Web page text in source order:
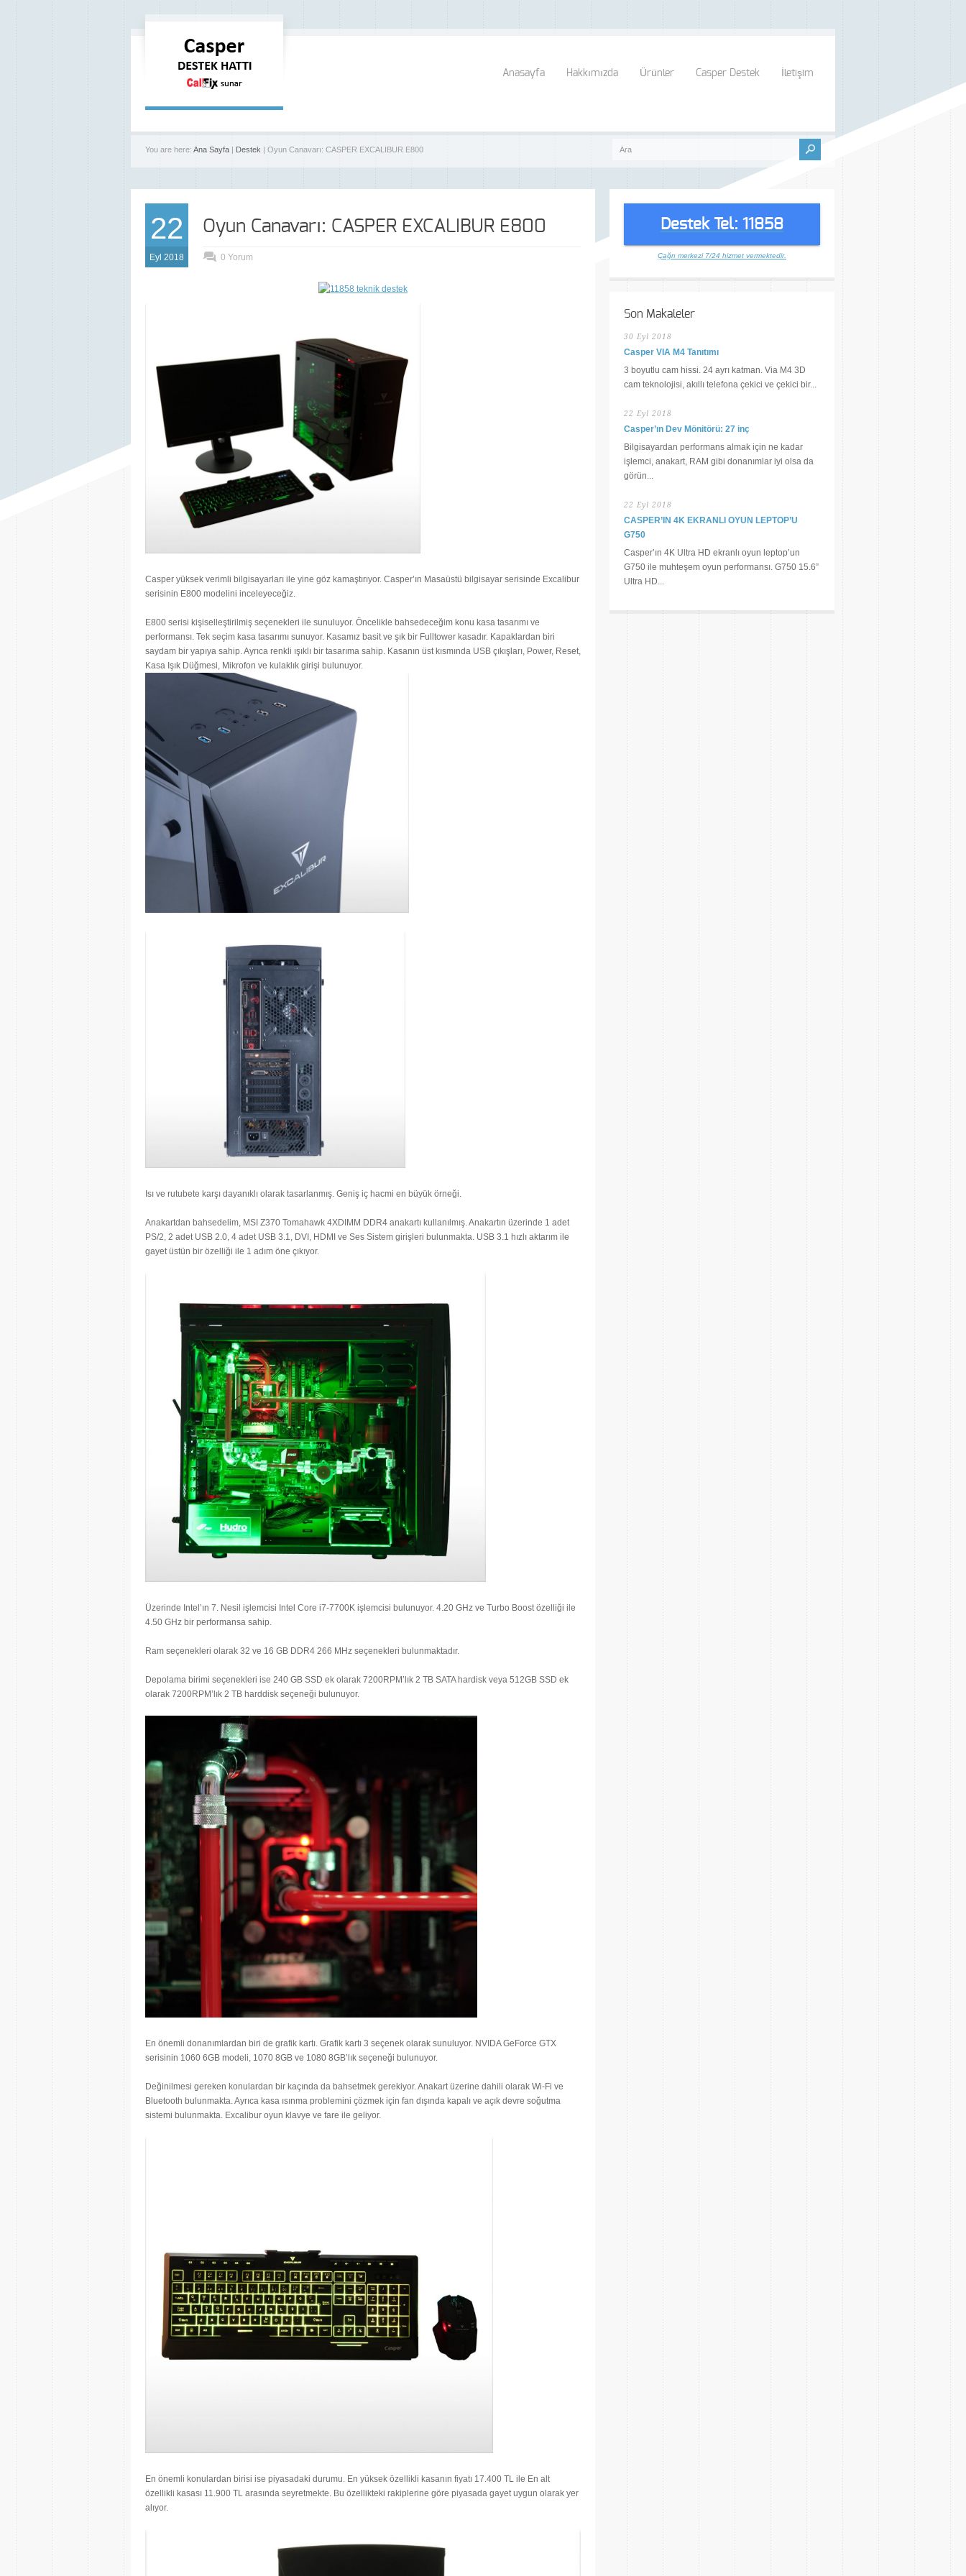
Anasayfa Hakkımızda Ürünler Casper Destek İletişim
You are here: Ana Sayfa | Destek | Oyun Canavarı: CASPER EXCALIBUR E800
22
Eyl 2018
Oyun Canavarı: CASPER EXCALIBUR E800
0 Yorum
Casper yüksek verimli bilgisayarları ile yine göz kamaştırıyor. Casper’ın Masaüstü bilgisayar serisinde Excalibur
serisinin E800 modelini inceleyeceğiz.
E800 serisi kişiselleştirilmiş seçenekleri ile sunuluyor. Öncelikle bahsedeceğim konu kasa tasarımı ve
performansı. Tek seçim kasa tasarımı sunuyor. Kasamız basit ve şık bir Fulltower kasadır. Kapaklardan biri
saydam bir yapıya sahip. Ayrıca renkli ışıklı bir tasarıma sahip. Kasanın üst kısmında USB çıkışları, Power, Reset,
Kasa Işık Düğmesi, Mikrofon ve kulaklık girişi bulunuyor.
Isı ve rutubete karşı dayanıklı olarak tasarlanmış. Geniş iç hacmi en büyük örneği.
Anakartdan bahsedelim, MSI Z370 Tomahawk 4XDIMM DDR4 anakartı kullanılmış. Anakartın üzerinde 1 adet
PS/2, 2 adet USB 2.0, 4 adet USB 3.1, DVI, HDMI ve Ses Sistem girişleri bulunmakta. USB 3.1 hızlı aktarım ile
gayet üstün bir özelliği ile 1 adım öne çıkıyor.
Üzerinde Intel’ın 7. Nesil işlemcisi Intel Core i7-7700K işlemcisi bulunuyor. 4.20 GHz ve Turbo Boost özelliği ile
4.50 GHz bir performansa sahip.
Ram seçenekleri olarak 32 ve 16 GB DDR4 266 MHz seçenekleri bulunmaktadır.
Depolama birimi seçenekleri ise 240 GB SSD ek olarak 7200RPM’lık 2 TB SATA hardisk veya 512GB SSD ek
olarak 7200RPM’lık 2 TB harddisk seçeneği bulunuyor.
En önemli donanımlardan biri de grafik kartı. Grafik kartı 3 seçenek olarak sunuluyor. NVIDA GeForce GTX
serisinin 1060 6GB modeli, 1070 8GB ve 1080 8GB’lık seçeneği bulunuyor.
Değinilmesi gereken konulardan bir kaçında da bahsetmek gerekiyor. Anakart üzerine dahili olarak Wi-Fi ve
Bluetooth bulunmakta. Ayrıca kasa ısınma problemini çözmek için fan dışında kapalı ve açık devre soğutma
sistemi bulunmakta. Excalibur oyun klavye ve fare ile geliyor.
En önemli konulardan birisi ise piyasadaki durumu. En yüksek özellikli kasanın fiyatı 17.400 TL ile En alt
özellikli kasası 11.900 TL arasında seyretmekte. Bu özellikteki rakiplerine göre piyasada gayet uygun olarak yer
alıyor.
Destek Tel: 11858
Çağrı merkezi 7/24 hizmet vermektedir.
Son Makaleler
30 Eyl 2018
Casper VIA M4 Tanıtımı
3 boyutlu cam hissi. 24 ayrı katman. Via M4 3D
cam teknolojisi, akıllı telefona çekici ve çekici bir...
22 Eyl 2018
Casper’ın Dev Mönitörü: 27 inç
Bilgisayardan performans almak için ne kadar
işlemci, anakart, RAM gibi donanımlar iyi olsa da
görün...
22 Eyl 2018
CASPER’IN 4K EKRANLI OYUN LEPTOP’U
G750
Casper’ın 4K Ultra HD ekranlı oyun leptop’un
G750 ile muhteşem oyun performansı. G750 15.6”
Ultra HD...